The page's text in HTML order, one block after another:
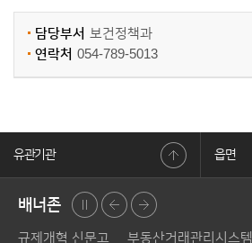
담당부서 보건정책과
연락처 054-789-5013
유관기관 읍면
배너존
규제개혁 신문고 부동산거래관리시스템